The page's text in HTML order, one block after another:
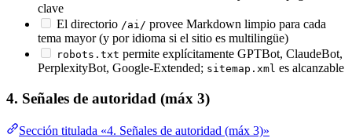
clave
El directorio /ai/ provee Markdown limpio para cada
tema mayor (y por idioma si el sitio es multilingüe)
robots.txt permite explícitamente GPTBot, ClaudeBot,
PerplexityBot, Google-Extended; sitemap.xml es alcanzable
4. Señales de autoridad (máx 3)
Sección titulada «4. Señales de autoridad (máx 3)»